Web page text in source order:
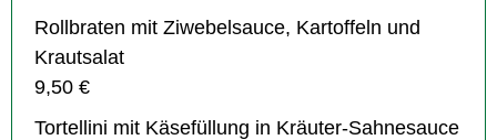
Rollbraten mit Ziwebelsauce, Kartoffeln und
Krautsalat
9,50 €
Tortellini mit Käsefüllung in Kräuter-Sahnesauce